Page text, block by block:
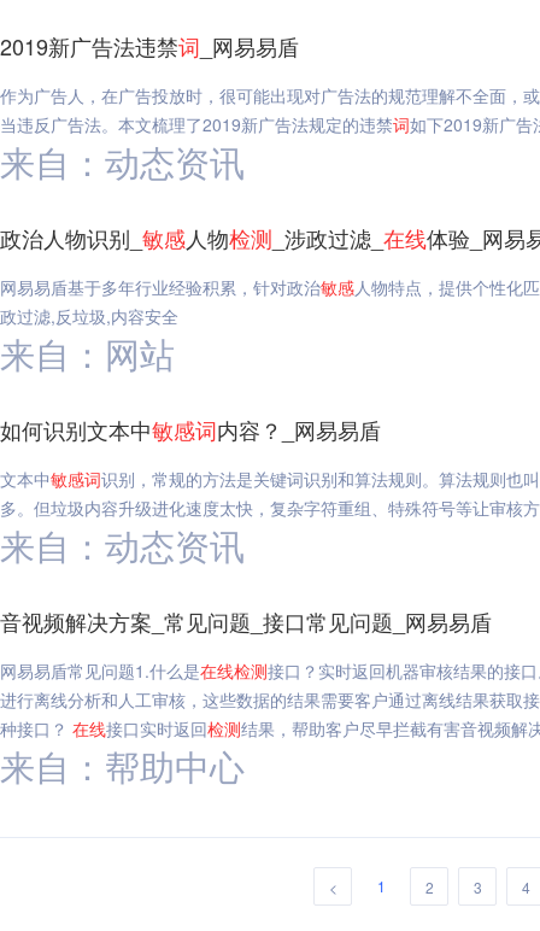
2019新广告法违禁词 _网易易盾
作为广告人，在广告投放时，很可能出现对广告法的规范理解不全面，
当违反广告法。本文梳理了2019新广告法规定的违禁词如下2019新广告
来自：动态资讯
政治人物识别_ 敏感人物检测 _涉政过滤_ 在线体验_网易
网易易盾基于多年行业经验积累，针对政治敏感人物特点，提供个性化
政过滤,反垃圾,内容安全
来自：网站
如何识别文本中敏感词内容？_网易易盾
文本中敏感词识别，常规的方法是关键词识别和算法规则。算法规则也
多。但垃圾内容升级进化速度太快，复杂字符重组、特殊符号等让审核
来自：动态资讯
音视频解决方案_常见问题_接口常见问题_网易易盾
网易易盾常见问题1.什么是在线检测接口？实时返回机器审核结果的接
进行离线分析和人工审核，这些数据的结果需要客户通过离线结果获取
种接口？ 在线接口实时返回检测结果，帮助客户尽早拦截有害音视频解
来自：帮助中心
< 1 2 3 4